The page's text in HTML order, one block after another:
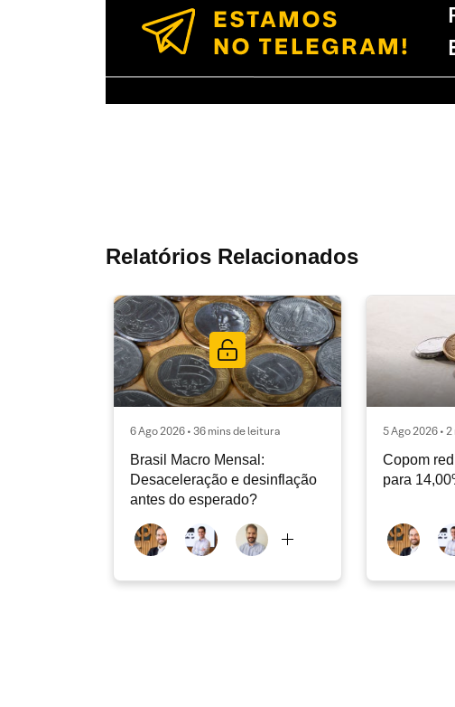
Relatórios Relacionados
6 Ago 2026 • 36 mins de leitura
Brasil Macro Mensal:
Desaceleração e desinflação
antes do esperado?
5 Ago 2026 •
Copom
para